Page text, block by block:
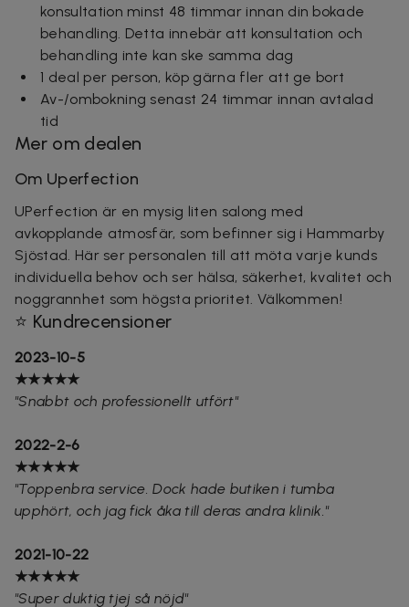
konsultation minst 48 timmar innan din bokade
behandling. Detta innebär att konsultation och
behandling inte kan ske samma dag
1 deal per person, köp gärna fler att ge bort
Av-/ombokning senast 24 timmar innan avtalad
tid
Mer om dealen
Om Uperfection
UPerfection är en mysig liten salong med
avkopplande atmosfär, som befinner sig i Hammarby
Sjöstad. Här ser personalen till att möta varje kunds
individuella behov och ser hälsa, säkerhet, kvalitet och
noggrannhet som högsta prioritet. Välkommen!
⭐ Kundrecensioner
2023-10-5
★★★★★
"Snabbt och professionellt utfört"
2022-2-6
★★★★★
"Toppenbra service. Dock hade butiken i tumba
upphört, och jag fick åka till deras andra klinik."
2021-10-22
★★★★★
"Super duktig tjej så nöjd"